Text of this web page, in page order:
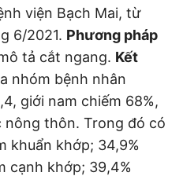
viện Bạch Mai, từ
6/2021. Phương pháp
tả cắt ngang. Kết
nhóm bệnh nhân
giới nam chiếm 68%,
nông thôn. Trong đó có
khuẩn khớp; 34,9%
cạnh khớp; 39,4%